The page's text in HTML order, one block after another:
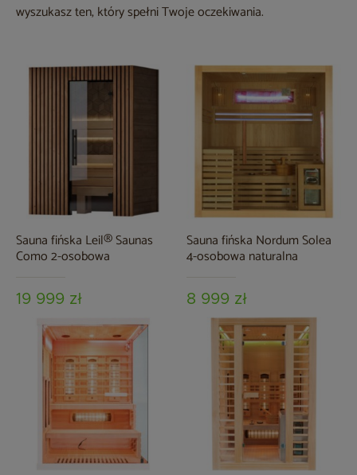
wyszukasz ten, który spełni Twoje oczekiwania.
Sauna fińska Leil® Saunas
Como 2-osobowa
19 999 zł
Sauna fińska Nordum Solea
4-osobowa naturalna
8 999 zł